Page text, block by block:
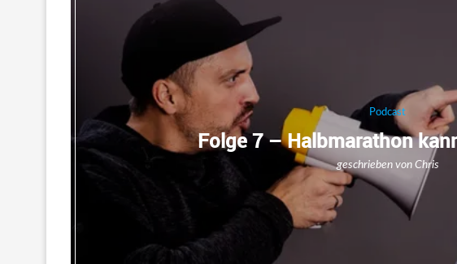
Podcast
Folge 7 – Halbmarathon
geschrieben von Chris